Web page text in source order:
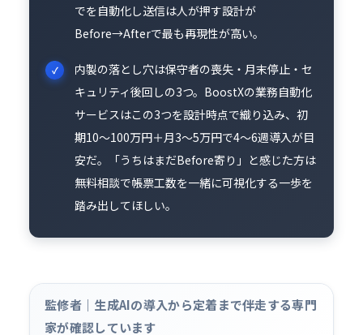
でを自動化し送信は人が押す設計が
Before→Afterで最も再現性が高い。
内製の落とし穴は保守者の喪失・月末停止・セ
キュリティ後回しの3つ。BoostXの業務自動化
サービスはこの3つを設計時点で織り込み、初
期10〜100万円＋月3〜5万円で4〜6週導入が目
安だ。「うちはまだBefore寄り」と感じた方は
無料相談で帳票工数を一緒に可視化する一歩を
踏み出してほしい。
監修者｜生成AIの導入から定着まで伴走する専門
家が確認しています